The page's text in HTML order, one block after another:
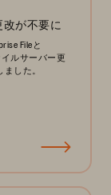
改が不要に
Fileと
ルサーバー更
した。